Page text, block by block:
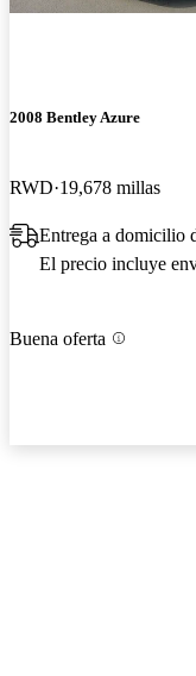
2008 Bentley Azure
RWD 19,678 millas
Entrega a domicilio
El precio incluye
Buena oferta